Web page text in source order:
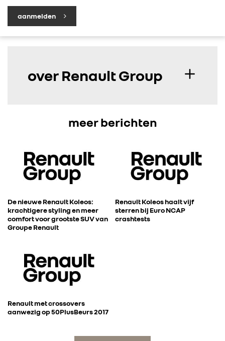
CONTACT
aanmelden
over Renault Group
meer berichten
De nieuwe Renault Koleos:
krachtigere styling en meer
comfort voor grootste SUV van
Groupe Renault
Renault Koleos haalt vijf
sterren bij Euro NCAP
crashtests
Renault met crossovers
aanwezig op 50PlusBeurs 2017